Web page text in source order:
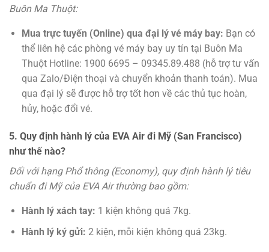
Buôn Ma Thuột:
Mua trực tuyến (Online) qua đại lý vé máy bay: Bạn có
thể liên hệ các phòng vé máy bay uy tín tại Buôn Ma
Thuột Hotline: 1900 6695 – 09345.89.488 (hỗ trợ tư vấn
qua Zalo/Điện thoại và chuyển khoản thanh toán). Mua
qua đại lý sẽ được hỗ trợ tốt hơn về các thủ tục hoàn,
hủy, hoặc đổi vé.
5. Quy định hành lý của EVA Air đi Mỹ (San Francisco)
như thế nào?
Đối với hạng Phổ thông (Economy), quy định hành lý tiêu
chuẩn đi Mỹ của EVA Air thường bao gồm:
Hành lý xách tay: 1 kiện không quá 7kg.
Hành lý ký gửi: 2 kiện, mỗi kiện không quá 23kg.